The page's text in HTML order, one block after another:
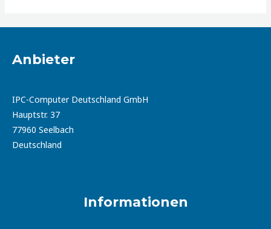
Anbieter
IPC-Computer Deutschland GmbH
Hauptstr. 37
77960 Seelbach
Deutschland
Informationen